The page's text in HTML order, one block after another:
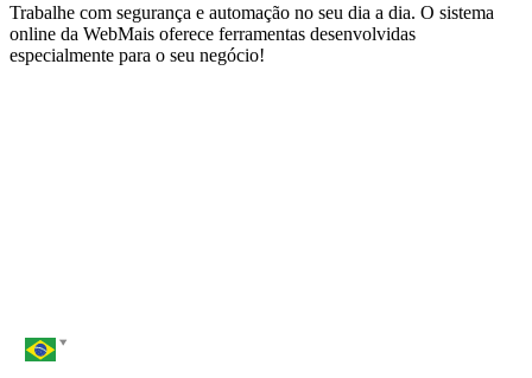
Trabalhe com segurança e automação no seu dia a dia. O sistema
online da WebMais oferece ferramentas desenvolvidas
especialmente para o seu negócio!